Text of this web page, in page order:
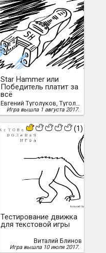
Star Hammer или
Победитель платит за
всё
Евгений Туголуков, Туголуков, Евгений
Игра вышла 1 августа 2017.
(1)
Тестирование движка
для текстовой игры
Виталий Блинов
Игра вышла 10 июля 2017.